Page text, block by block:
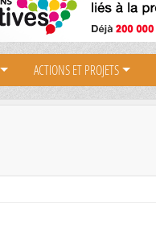
ACTIONS ET PROJETS